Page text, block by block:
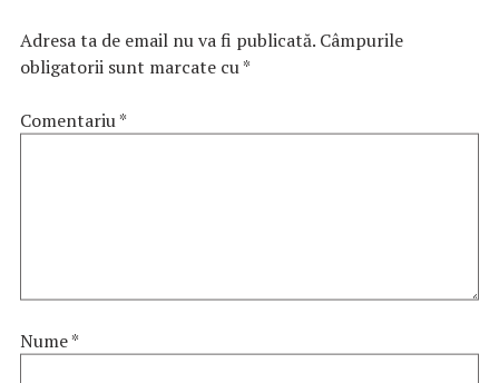
Adresa ta de email nu va fi publicată. Câmpurile
obligatorii sunt marcate cu*
Comentariu*
Nume*